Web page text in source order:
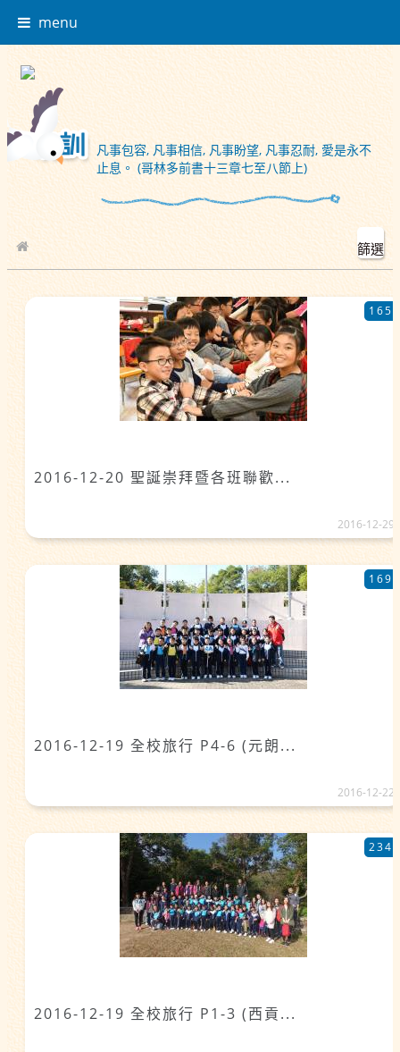
menu
凡事包容, 凡事相信, 凡事盼望, 凡事忍耐, 愛是永不
止息。 (哥林多前書十三章七至八節上)
校園相簿
篩選
2016-12-20 聖誕崇拜暨各班聯歡...
165
2016-12-29
2016-12-19 全校旅行 P4-6 (元朗...
169
2016-12-22
2016-12-19 全校旅行 P1-3 (西貢...
234